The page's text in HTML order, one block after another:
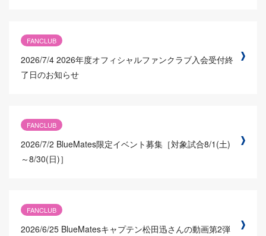
FANCLUB
2026/7/4 2026年度オフィシャルファンクラブ入会受付終
了日のお知らせ
FANCLUB
2026/7/2 BlueMates限定イベント募集［対象試合8/1(土)
～8/30(日)］
FANCLUB
2026/6/25 BlueMatesキャプテン松田迅さんの動画第2弾